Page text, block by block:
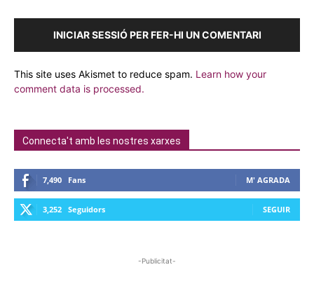
INICIAR SESSIÓ PER FER-HI UN COMENTARI
This site uses Akismet to reduce spam. Learn how your
comment data is processed.
Connecta't amb les nostres xarxes
7,490 Fans M' AGRADA
3,252 Seguidors SEGUIR
-Publicitat-